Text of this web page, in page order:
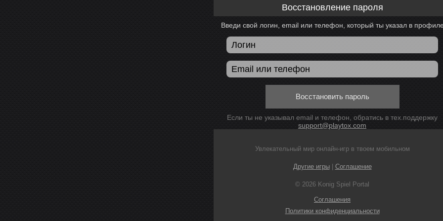
Восстановление пароля
Введи свой логин, email или телефон, который ты указал в
Восстановить пароль
Если ты не указывал email и телефон, обратись в тех.поддержку
support@playtox.com
Увлекательный мир онлайн-игр в твоем мобильном
Другие игры| Соглашение
© 2026 Konig Spiel Portal
Соглашения
Политики конфиденциальности